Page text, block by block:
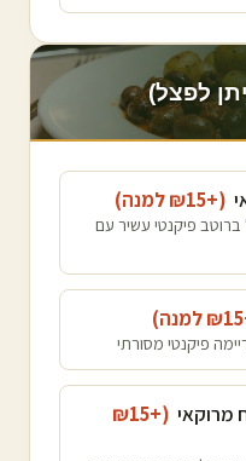
לפצל)
(+₪
15 למנה)
פיקנטי עשיר עם
15 למנה)
פיקנטי מסורתי
מרוקאי (+₪
15